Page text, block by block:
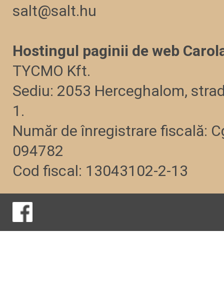
salt@salt.hu
Hostingul paginii de web
TYCMO Kft.
Sediu: 2053 Herceghalom,
1.
Număr de înregistrare fiscală:
094782
Cod fiscal: 13043102-2-13